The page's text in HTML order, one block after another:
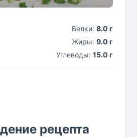
Белки: 8.0 г
Жиры: 9.0 г
Углеводы: 15.0 г
рецепта